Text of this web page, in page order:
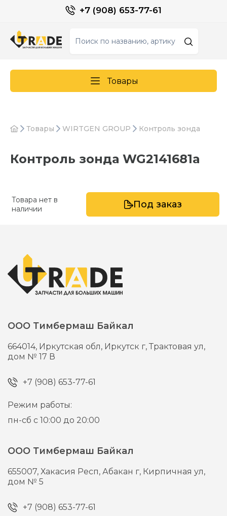
+7 (908) 653-77-61
Товары
Товары WIRTGEN GROUP Контроль зонда
Контроль зонда WG2141681a
Товара нет в
наличии
Под заказ
ООО Тимбермаш Байкал
664014, Иркутская обл, Иркутск г,Трактовая ул,
дом № 17 В
+7 (908) 653-77-61
Режим работы:
пн-сб с 10:00 до 20:00
ООО Тимбермаш Байкал
655007,Хакасия Респ, Абакан г, Кирпичная ул,
дом № 5
+7 (908) 653-77-61